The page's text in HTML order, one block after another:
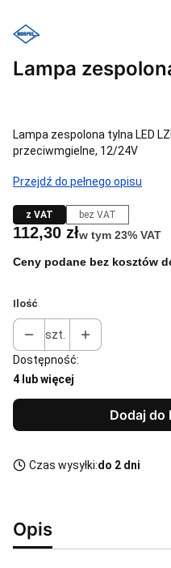
Lampa
Lampa zespolona tylna LED
przeciwmgielne, 12/24V
Przejdź do pełnego opisu
z VAT bez VAT
Cena
112,30 złw tym 23% VAT
w tym 23% VAT
Ceny podane bez kosztów
Ilość
szt.
Dostępność:
4 lub więcej
Dodaj do
Czas wysyłki:do 2 dni
Opis